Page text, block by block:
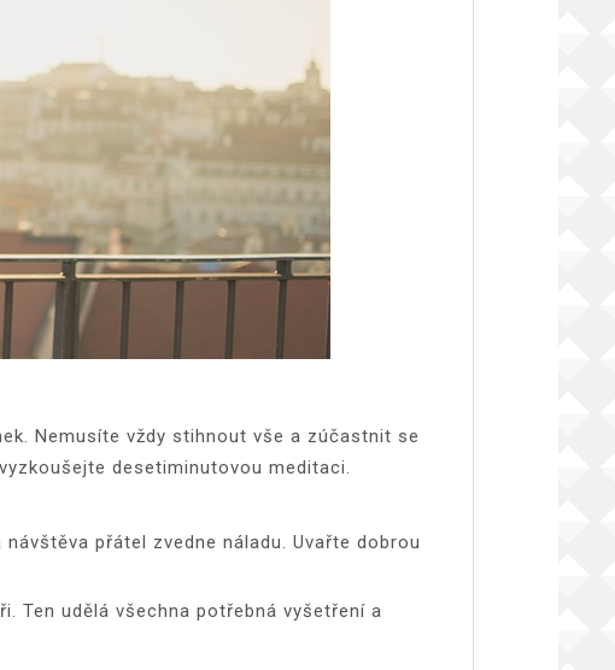
Nemusíte vždy stihnout vše a zúčastnit se
desetiminutovou meditaci.
přátel zvedne náladu. Uvařte dobrou
Ten udělá všechna potřebná vyšetření a